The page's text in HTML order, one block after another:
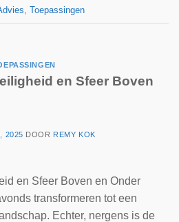
, Toepassingen
en Sfeer Boven
2025 DOOR REMY KOK
en Sfeer Boven en Onder
transformeren tot een
Echter, nergens is de